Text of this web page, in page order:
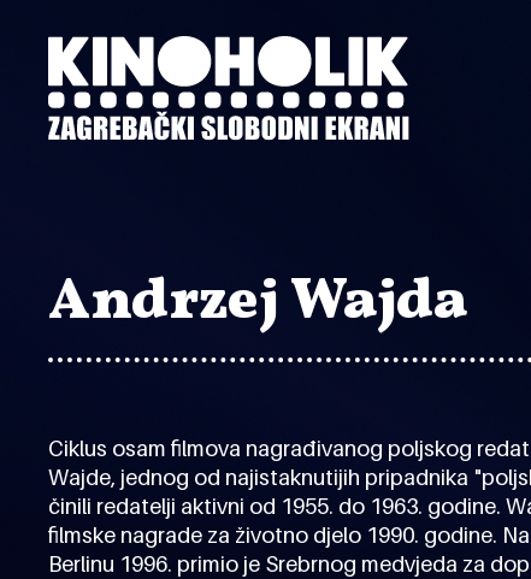
sadržaj
Andrzej Wajda
Ciklus osam filmova nagrađivanog poljskog
Wajde, jednog od najistaknutijih pripadnika
činili redatelji aktivni od 1955. do 1963. godine.
filmske nagrade za životno djelo 1990. godine.
Berlinu 1996. primio je Srebrnog medvjeda za